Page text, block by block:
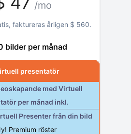
/mo
faktureras årligen $ 560.
bilder per månad
presentatör
med Virtuell
per månad inkl.
Presenter från din bild
Premium röster